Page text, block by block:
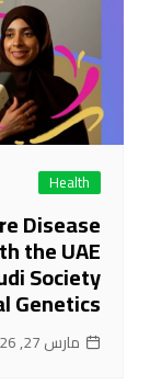
Health
Disease
the UAE
Society
Genetics
مارس 27, 2026